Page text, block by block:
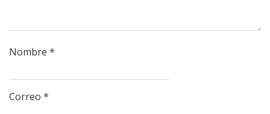
Nombre *
Correo *